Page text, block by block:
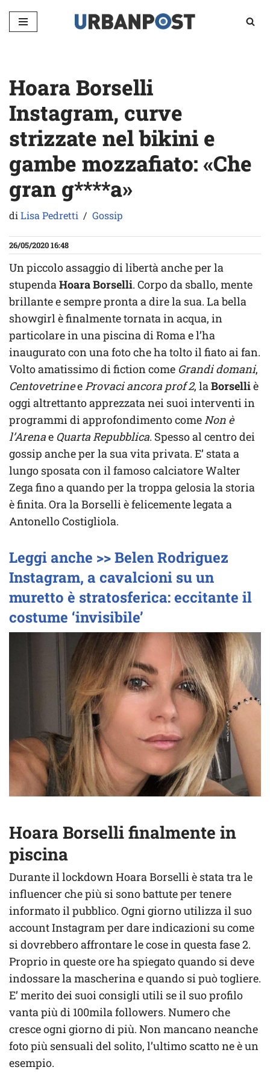
Vai
Hoara Borselli
Instagram, curve
strizzate nel bikini e
gambe mozzafiato: «Che
gran g****a»
diLisa Pedretti Gossip
26/05/2020 16:48
Un piccolo assaggio di libertà anche per la
stupendaHoara Borselli. Corpo da sballo, mente
brillante e sempre pronta a dire la sua. La bella
showgirl è finalmente tornata in acqua, in
particolare in una piscina di Roma e l’ha
inaugurato con una foto che ha tolto il fiato ai fan.
Volto amatissimo di fiction come Grandi domani,
CentovetrineeProvaci ancora prof 2, laBorselliè
oggi altrettanto apprezzata nei suoi interventi in
programmi di approfondimento comeNon è
l’Arenae Quarta Repubblica. Spesso al centro dei
gossip anche per la sua vita privata. E’ stata a
lungo sposata con il famoso calciatore Walter
Zega fino a quando per la troppa gelosia la storia
è finita. Ora la Borselli è felicemente legata a
Antonello Costigliola.
Leggi anche >> Belen Rodriguez
Instagram, a cavalcioni su un
muretto è stratosferica: eccitante il
costume ‘invisibile’
Hoara Borselli finalmente in
piscina
Durante il lockdown Hoara Borselli è stata tra le
influencer che più si sono battute per tenere
informato il pubblico. Ogni giorno utilizza il suo
account Instagram per dare indicazioni su come
si dovrebbero affrontare le cose in questa fase 2.
Proprio in queste ore ha spiegato quando si deve
indossare la mascherina e quando si può togliere.
E’ merito dei suoi consigli utili se il suo profilo
vanta più di 100mila followers. Numero che
cresce ogni giorno di più. Non mancano neanche
foto più sensuali del solito, l’ultimo scatto ne è un
esempio.